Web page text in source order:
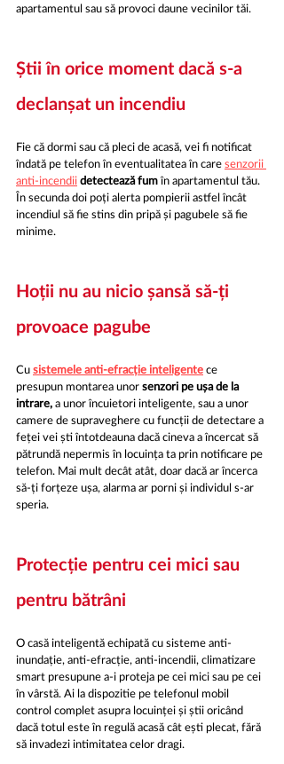
apartamentul sau să provoci daune vecinilor tăi.
Știi în orice moment dacă s-a
declanșat un incendiu
Fie că dormi sau că pleci de acasă, vei fi notificat
îndată pe telefon în eventualitatea în care senzorii
anti-incendii detectează fum în apartamentul tău.
În secunda doi poți alerta pompierii astfel încât
incendiul să fie stins din pripă și pagubele să fie
minime.
Hoții nu au nicio șansă să-ți
provoace pagube
Cu sistemele anti-efracție inteligente ce
presupun montarea unor senzori pe ușa de la
intrare, a unor încuietori inteligente, sau a unor
camere de supraveghere cu funcții de detectare a
feței vei ști întotdeauna dacă cineva a încercat să
pătrundă nepermis în locuința ta prin notificare pe
telefon. Mai mult decât atât, doar dacă ar încerca
să-ți forțeze ușa, alarma ar porni și individul s-ar
speria.
Protecție pentru cei mici sau
pentru bătrâni
O casă inteligentă echipată cu sisteme anti-
inundație, anti-efracție, anti-incendii, climatizare
smart presupune a-i proteja pe cei mici sau pe cei
în vârstă. Ai la dispozitie pe telefonul mobil
control complet asupra locuinței și știi oricând
dacă totul este în regulă acasă cât ești plecat, fără
să invadezi intimitatea celor dragi.